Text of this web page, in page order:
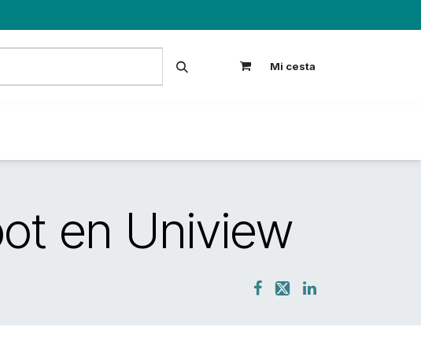
Mi cesta
en Uniview